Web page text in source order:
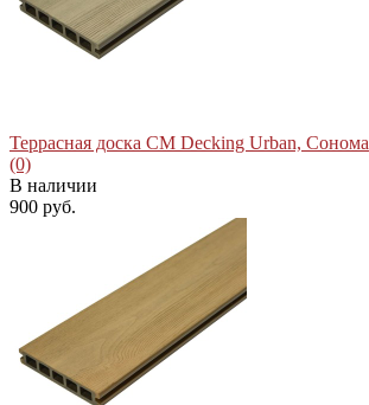
избранное сравнить
Террасная доска CM Decking Urban, Сонома
(0)
В наличии
900 руб.